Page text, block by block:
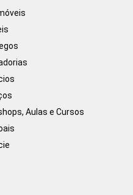
Aulas e Cursos